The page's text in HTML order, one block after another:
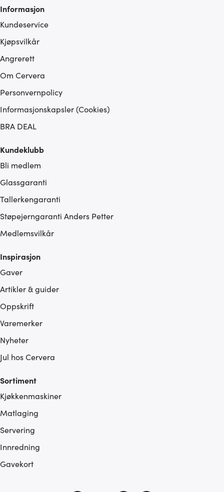
Informasjon
Kundeservice
Kjøpsvilkår
Angrerett
Om Cervera
Personvernpolicy
Informasjonskapsler (Cookies)
BRA DEAL
Kundeklubb
Bli medlem
Glassgaranti
Tallerkengaranti
Støpejerngaranti Anders Petter
Medlemsvilkår
Inspirasjon
Gaver
Artikler & guider
Oppskrift
Varemerker
Nyheter
Jul hos Cervera
Sortiment
Kjøkkenmaskiner
Matlaging
Servering
Innredning
Gavekort